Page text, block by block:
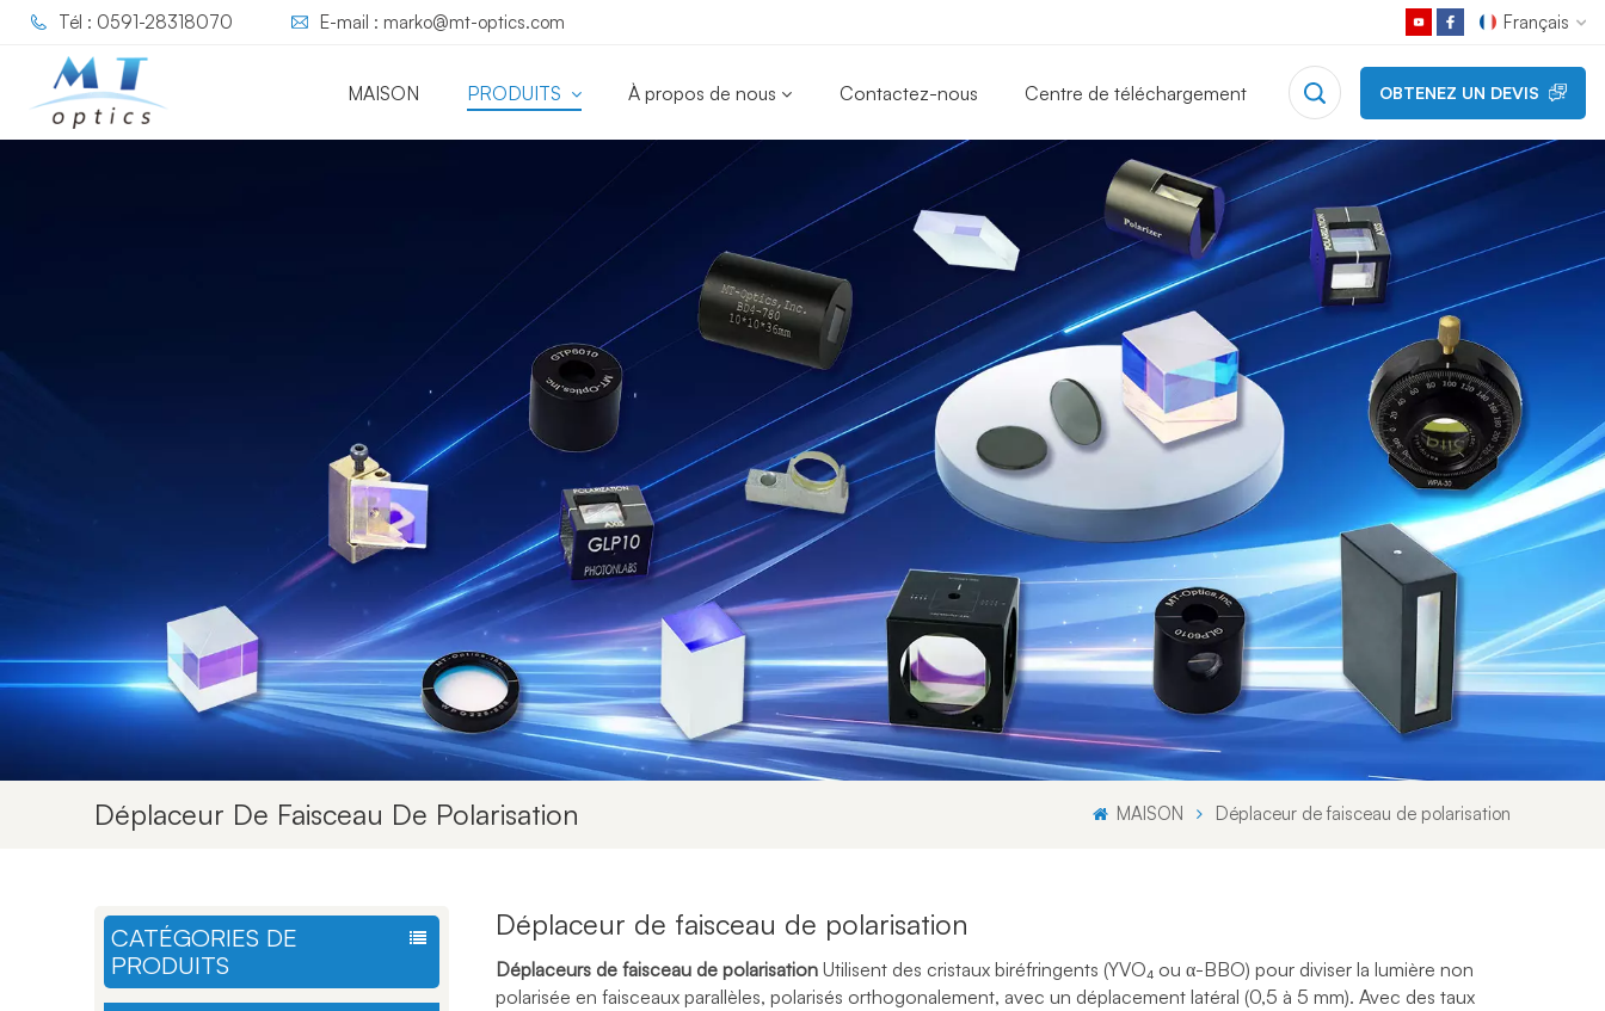
Tél : 0591-28318070 E-mail : marko@mt-optics.com Français
Français
Русский
Español
日本語
한국어
中文
Svenska språket
Lietuvos kalba
MAISON PRODUITS À propos de nous Contactez-nous Centre de téléchargement OBTENEZ UN DEVIS
Déplaceur De Faisceau De Polarisation MAISON Déplaceur de faisceau de polarisation
CATÉGORIES DE
PRODUITS
Déplaceur de faisceau de polarisation
Déplaceurs de faisceau de polarisation Utilisent des cristaux biréfringents (YVO₄ ou α-BBO) pour diviser la lumière non
polarisée en faisceaux parallèles, polarisés orthogonalement, avec un déplacement latéral (0,5 à 5 mm). Avec des taux